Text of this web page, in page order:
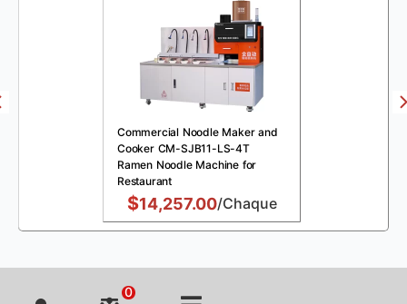
Commercial Noodle Maker and
Cooker CM-SJB11-LS-4T
Ramen Noodle Machine for
Restaurant
$14,257.00/Chaque
0